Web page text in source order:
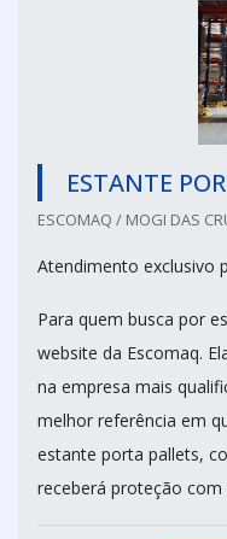
ESTANTE
ESCOMAQ / MOGI DAS
Atendimento exclusivo
Para quem busca por
website da Escomaq.
na empresa mais
melhor referência em
estante porta pallets,
receberá proteção com